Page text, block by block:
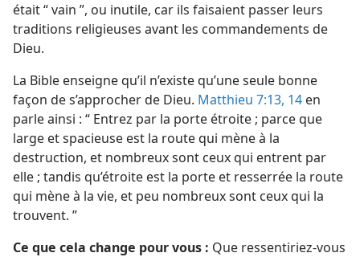
était “ vain ”, ou inutile, car ils faisaient passer leurs
traditions religieuses avant les commandements de
Dieu.
La Bible enseigne qu’il n’existe qu’une seule bonne
façon de s’approcher de Dieu. Matthieu 7:13, 14 en
parle ainsi : “ Entrez par la porte étroite ; parce que
large et spacieuse est la route qui mène à la
destruction, et nombreux sont ceux qui entrent par
elle ; tandis qu’étroite est la porte et resserrée la route
qui mène à la vie, et peu nombreux sont ceux qui la
trouvent. ”
Ce que cela change pour vous : Que ressentiriez-​vous